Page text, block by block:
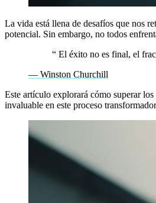
La vida está llena de desafíos que nos
potencial. Sin embargo, no todos
“ El éxito no es final, el
— Winston Churchill
Este artículo explorará cómo superar los
invaluable en este proceso